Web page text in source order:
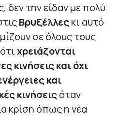
δεν την είδαν με πολύ
Βρυξέλλεςκι αυτό
σε όλους τους
χρειάζονται
κινήσεις και όχι
και
κινήσειςόταν
κρίση όπως η νέα